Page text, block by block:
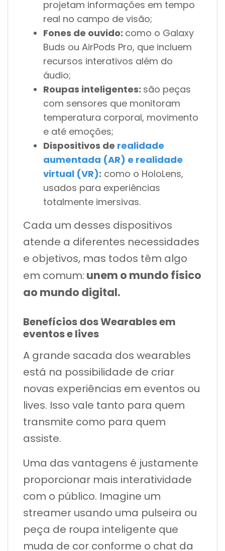
projetam informações em tempo
real no campo de visão;
Fones de ouvido: como o Galaxy
Buds ou AirPods Pro, que incluem
recursos interativos além do
áudio;
Roupas inteligentes: são peças
com sensores que monitoram
temperatura corporal, movimento
e até emoções;
Dispositivos de realidade
aumentada (AR) e realidade
virtual (VR): como o HoloLens,
usados para experiências
totalmente imersivas.
Cada um desses dispositivos
atende a diferentes necessidades
e objetivos, mas todos têm algo
em comum: unem o mundo físico
ao mundo digital.
Benefícios dos Wearables em
eventos e lives
A grande sacada dos wearables
está na possibilidade de criar
novas experiências em eventos ou
lives. Isso vale tanto para quem
transmite como para quem
assiste.
Uma das vantagens é justamente
proporcionar mais interatividade
com o público. Imagine um
streamer usando uma pulseira ou
peça de roupa inteligente que
muda de cor conforme o chat da